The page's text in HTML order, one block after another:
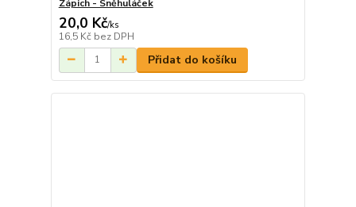
Zápich - Sněhuláček
20,0 Kč/ks
16,5 Kč bez DPH
Přidat do košíku